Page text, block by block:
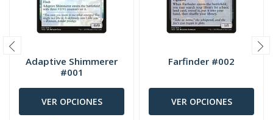
Adaptive Shimmerer
#001
VER OPCIONES
Farfinder #002
VER OPCIONES